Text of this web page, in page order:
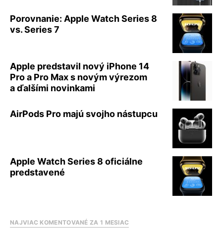
Porovnanie: Apple Watch Series 8
vs. Series 7
Apple predstavil nový iPhone 14
Pro a Pro Max s novým výrezom
a ďalšími novinkami
AirPods Pro majú svojho nástupcu
Apple Watch Series 8 oficiálne
predstavené
NAJVIAC KOMENTOVANÉ ZA 1 MESIAC